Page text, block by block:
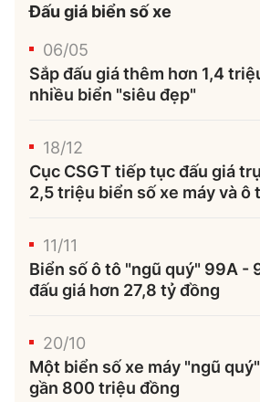
Đấu giá biển số xe
06/05
Sắp đấu giá thêm hơn 1,4
nhiều biển "siêu đẹp"
18/12
Cục CSGT tiếp tục đấu giá
2,5 triệu biển số xe máy và ô
11/11
Biển số ô tô "ngũ quý" 99A -
đấu giá hơn 27,8 tỷ đồng
20/10
Một biển số xe máy "ngũ
gần 800 triệu đồng